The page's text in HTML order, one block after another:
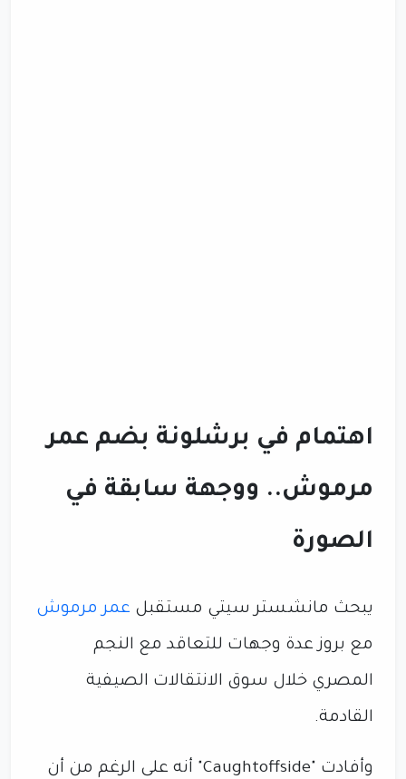
اهتمام في برشلونة بضم عمر
مرموش.. ووجهة سابقة في
الصورة
يبحث مانشستر سيتي مستقبل عمر مرموش
مع بروز عدة وجهات للتعاقد مع النجم
المصري خلال سوق الانتقالات الصيفية
القادمة.
وأفادت "Caughtoffside" أنه على الرغم من أن